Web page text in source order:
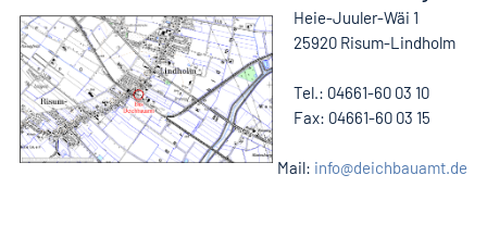
Heie-Juuler-Wäi 1
25920 Risum-Lindholm
Tel.: 04661-60 03 10
Fax: 04661-60 03 15
Mail: info@deichbauamt.de